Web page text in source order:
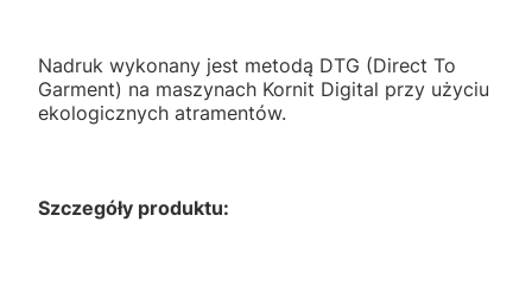
Nadruk wykonany jest metodą DTG (Direct To
Garment) na maszynach Kornit Digital przy użyciu
ekologicznych atramentów.
Szczegóły produktu: